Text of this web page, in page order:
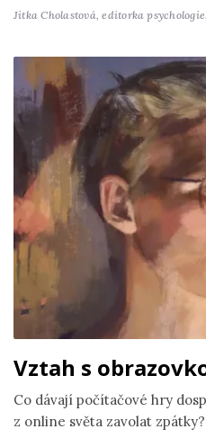
Jitka Cholastová,editorka
Vztah s
Co dávají počítačové hry
z online světa zavolat zpátky?